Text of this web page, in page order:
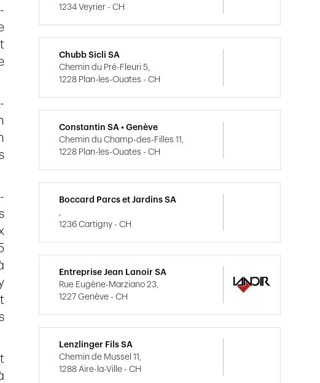
1234 Veyrier - CH
Chubb Sicli SA
Chemin du Pré-Fleuri 5,
1228 Plan-les-Ouates - CH
Constantin SA • Genève
Chemin du Champ-des-Filles 11,
1228 Plan-les-Ouates - CH
Boccard Parcs et Jardins SA
,
1236 Cartigny - CH
Entreprise Jean Lanoir SA
Rue Eugène-Marziano 23,
1227 Genève - CH
Lenzlinger Fils SA
Chemin de Mussel 11,
1288 Aire-la-Ville - CH